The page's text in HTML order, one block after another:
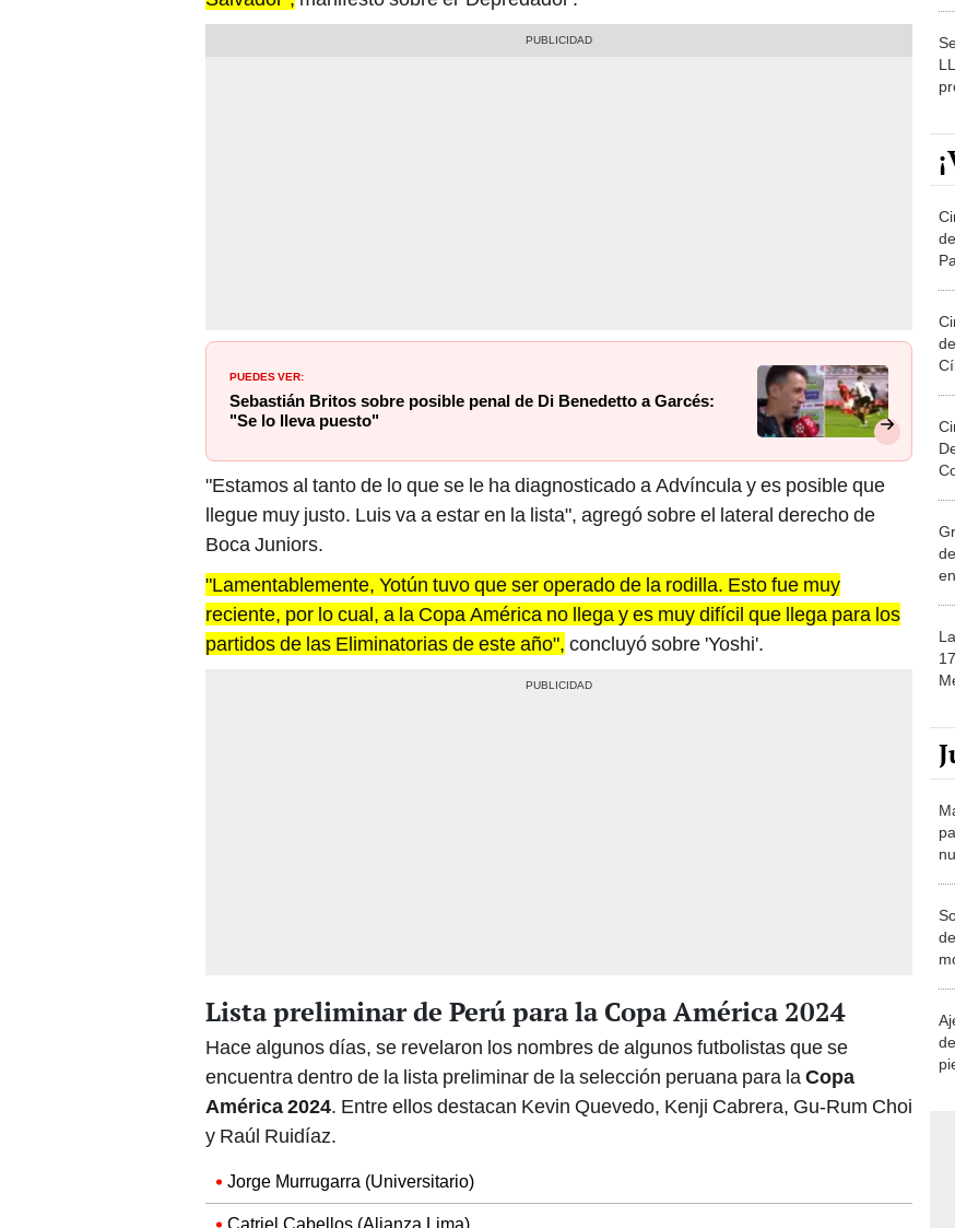
PUEDES VER:
Sebastián Britos sobre posible penal de Di Benedetto a Garcés:
"Se lo lleva puesto"
"Estamos al tanto de lo que se le ha diagnosticado a Advíncula y es posible que
llegue muy justo. Luis va a estar en la lista", agregó sobre el lateral derecho de
Boca Juniors.
"Lamentablemente, Yotún tuvo que ser operado de la rodilla. Esto fue muy
reciente, por lo cual, a la Copa América no llega y es muy difícil que llega para los
partidos de las Eliminatorias de este año",concluyó sobre 'Yoshi'.
Hace algunos días, se revelaron los nombres de algunos futbolistas que se
encuentra dentro de la lista preliminar de la selección peruana para laCopa
América 2024. Entre ellos destacan Kevin Quevedo, Kenji Cabrera, Gu-Rum Choi
y Raúl Ruidíaz.
Catriel Cabellos (Alianza Lima)